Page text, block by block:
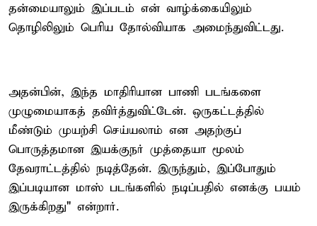
தன்மையாலும் இப்படம் என் வாழ்க்கையிலும்
தொழிலிலும் பெரிய தோல்வியாக அமைந்துவிட்டது.
அதன்பின், இந்த மாதிரியான பாணி படங்களை
முழுமையாகத் தவிர்த்துவிட்டேன். ஒருகட்டத்தில்
மீண்டும் முயற்சி செய்யலாம் என அதற்குப்
பொருத்தமான இயக்குநர் முத்தையா மூலம்
தேவராட்டத்தில் நடித்தேன். இருந்தும், இப்போதும்
இப்படியான மாஸ் படங்களில் நடிப்பதில் எனக்கு பயம்
இருக்கிறது" என்றார்.